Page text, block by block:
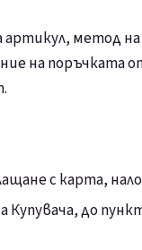
метод
на поръчката
с карта,
до